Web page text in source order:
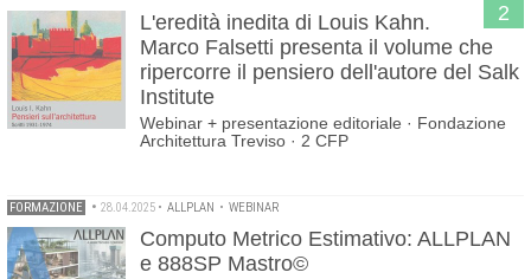
2
L'eredità inedita di Louis Kahn.
Marco Falsetti presenta il volume che
ripercorre il pensiero dell'autore del Salk
Institute
Webinar + presentazione editoriale · Fondazione
Architettura Treviso · 2 CFP
FORMAZIONE • 28.04.2025 • ALLPLAN • WEBINAR
Computo Metrico Estimativo: ALLPLAN
e 888SP Mastro©